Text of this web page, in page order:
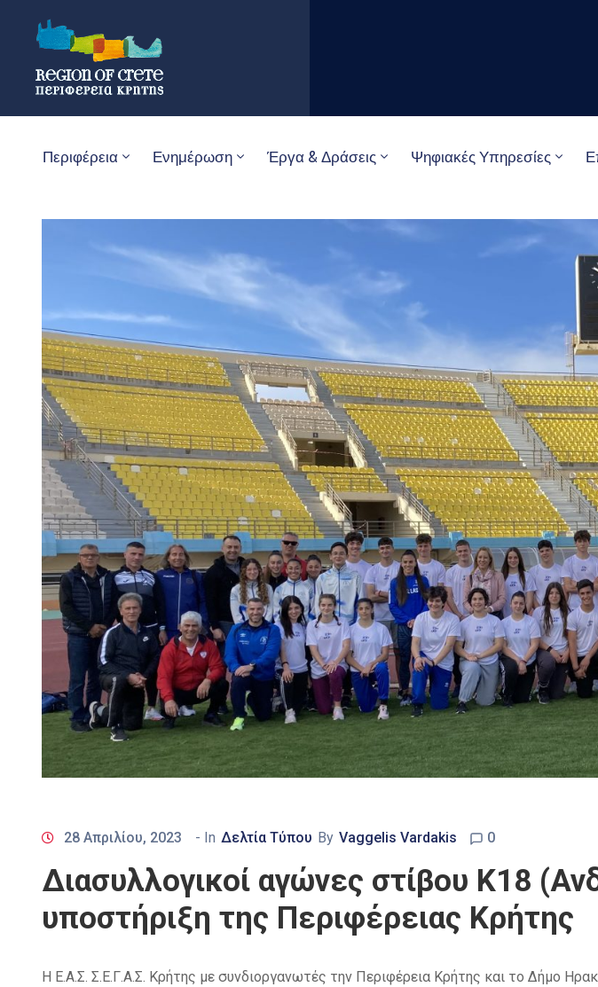
Περιφέρεια Ενημέρωση Έργα & Δράσεις Ψηφιακές Υπηρεσίες
28 Απριλίου, 2023 - In Δελτία Τύπου By Vaggelis Vardakis 0
Διασυλλογικοί αγώνες στίβου Κ18
υποστήριξη της Περιφέρειας Κρήτης
Η Ε.Α.Σ. Σ.Ε.Γ.Α.Σ. Κρήτης με συνδιοργανωτές την Περιφέρεια Κρήτης και το Δήμο